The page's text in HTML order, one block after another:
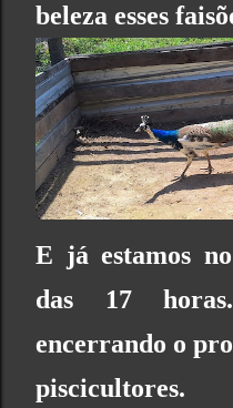
beleza esses
E já estamos no
das 17
encerrando o